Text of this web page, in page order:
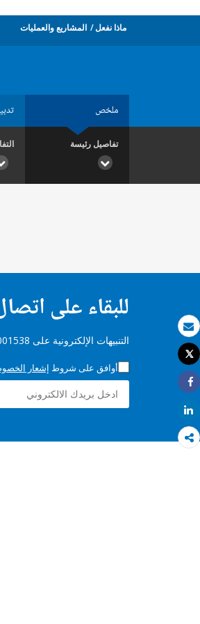
بريد الكتروني
طباعة
Tweet
Share
Share
ماذا نفعل المشاريع والعمليات
ملخص
تفاصيل رئيسة
للبقاء على
التنبيهات الإلكترونية على Project p001538
أوافق على شروط إشعار